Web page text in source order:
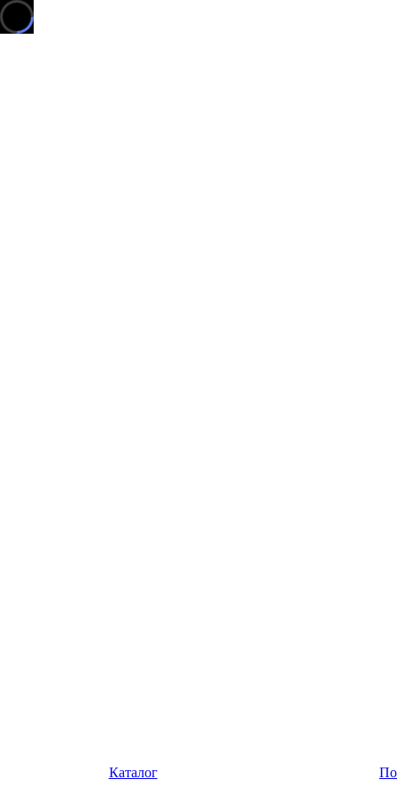
Каталог